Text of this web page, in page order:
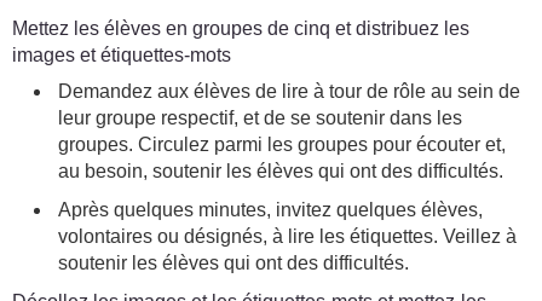
Mettez les élèves en groupes de cinq et distribuez les
images et étiquettes-mots
Demandez aux élèves de lire à tour de rôle au sein de
leur groupe respectif, et de se soutenir dans les
groupes. Circulez parmi les groupes pour écouter et,
au besoin, soutenir les élèves qui ont des difficultés.
Après quelques minutes, invitez quelques élèves,
volontaires ou désignés, à lire les étiquettes. Veillez à
soutenir les élèves qui ont des difficultés.